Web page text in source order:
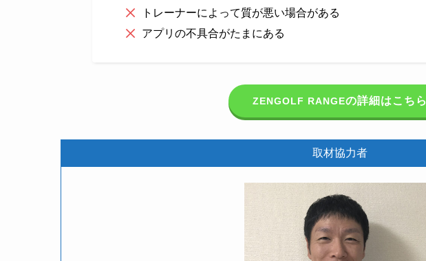
トレーナーによって質が悪い場合がある
アプリの不具合がたまにある
ZENGOLF RANGEの詳細はこちら
取材協力者